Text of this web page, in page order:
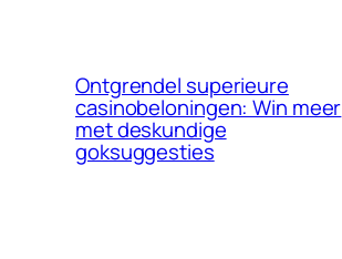
Ontgrendel superieure
casinobeloningen: Win meer
met deskundige
goksuggesties